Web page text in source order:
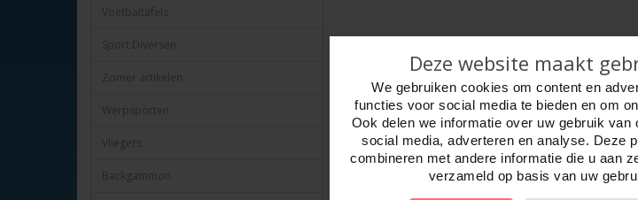
Voetbaltafels
Sport Diversen
Zomer artikelen
Werpsporten
Vliegers
Backgammon
Omschrijving Foto hoge resolutie Details
Puzzle Secret Box Kyoto
Op het eerste gezicht lijkt het een eenvoudige houten
nauwkeurige afwerking en het prachtige design is het
als creatief cadeau is, als verrassing voor
met haar elegantie en functionaliteit. Ze combineert
Een bijzonder accessoire dat op een charmante manier
Deze website maakt
We gebruiken cookies om content en
functies voor social media te bieden en om
Ook delen we informatie over uw gebruik
social media, adverteren en analyse. Deze
combineren met andere informatie die u aan
verzameld op basis van uw